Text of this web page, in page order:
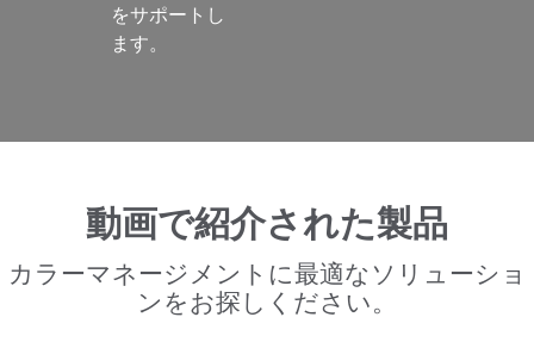
をサポートし
ます。
動画で紹介された製品
カラーマネージメントに最適なソリューショ
ンをお探しください。